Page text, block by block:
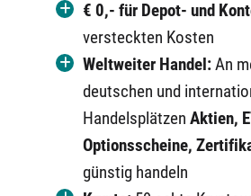
€ 0,- für Depot- und
versteckten Kosten
Weltweiter Handel:An
deutschen und
Handelsplätzen Aktien,
Optionsscheine,
günstig handeln